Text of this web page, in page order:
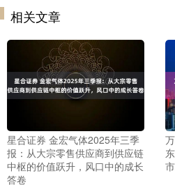
相关文章
星合证券 金宏气体2025年三季
报：从大宗零售供应商到供应链
中枢的价值跃升，风口中的成长
答卷